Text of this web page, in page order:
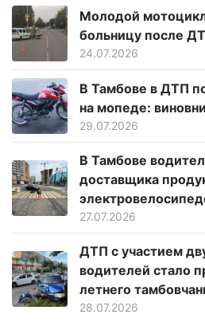
Молодой
больницу после
24.07.2026
В Тамбове в ДТП
на мопеде:
29.07.2026
В Тамбове
доставщика
27.07.2026
ДТП с участием
водителей стало
летнего
28.07.2026